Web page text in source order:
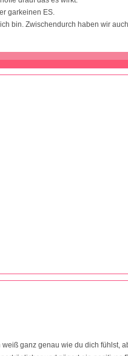
garkeinen ES.
bin. Zwischendurch haben wir
ganz genau wie du dich fühlst,